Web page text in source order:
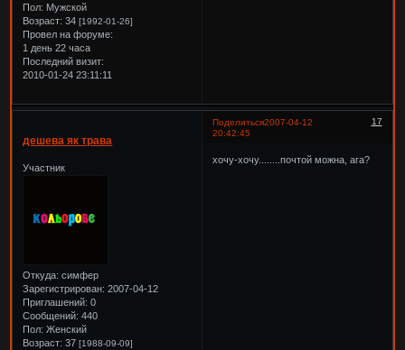
Пол: Мужской
Возраст: 34[1992-01-26]
Провел на форуме:
1 день 22 часа
Последний визит:
2010-01-24 23:11:11
Поделиться 17
2007-04-12
20:42:45
дешева як трава
Участник
Откуда: симфер
Зарегистрирован: 2007-04-12
Приглашений: 0
Сообщений: 440
Пол: Женский
Возраст: 37[1988-09-09]
хочу-хочу........почтой можна, ага?